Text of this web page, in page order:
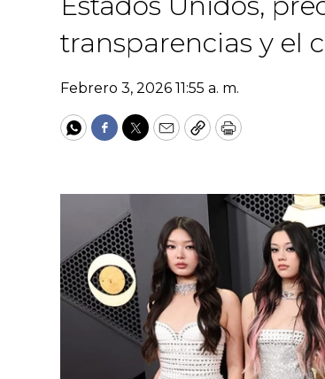
transparencias y el
Febrero 3, 2026 11:55 a. m.
WhatsApp
Facebook
Twitter
EmailCopyPrint